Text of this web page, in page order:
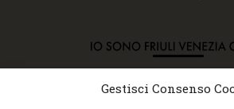
Gestisci Consenso